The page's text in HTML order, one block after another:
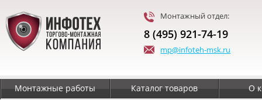
Монтажный отдел:
8 (495) 921-74-19
mp@infoteh-msk.ru
Монтажные работы Каталог товаров О